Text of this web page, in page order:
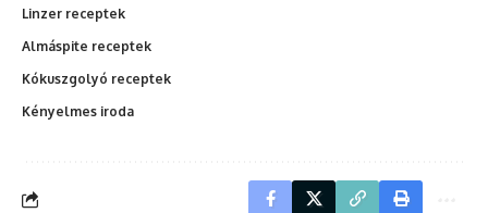
Linzer receptek
Almáspite receptek
Kókuszgolyó receptek
Kényelmes iroda